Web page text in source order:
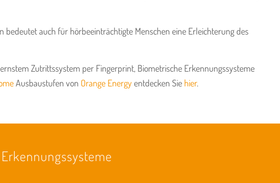
bedeutet auch für hörbeeinträchtigte Menschen eine Erleichterung des
Zutrittssystem per Fingerprint, Biometrische Erkennungssysteme
Ausbaustufen von Orange Energyentdecken Sie hier.